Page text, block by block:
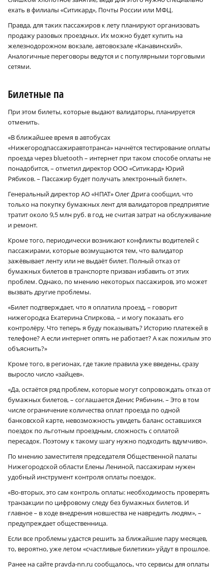
ехать в филиалы «Ситикард», Почты России или МФЦ.
Правда, для таких пассажиров к лету планируют организовать
продажу разовых проездных. Их можно будет купить на
железнодорожном вокзале, автовокзале «Канавинский».
Аналогичные переговоры ведутся и с популярными торговыми
сетями.
Билетные па
При этом билеты, которые выдают валидаторы, планируется
отменить.
«В ближайшее время в автобусах
«Нижегородпассажиравтотранса» начнётся тестирование оплаты
проезда через bluetooth – интернет при таком способе оплаты не
понадобится, – отметил директор ООО «Ситикард» Юрий
Рябиков. – Пассажир будет получать электронный билет».
Генеральный директор АО «НПАТ» Олег Дрига сообщил, что
только на покупку бумажных лент для валидаторов предприятие
тратит около 9,5 млн руб. в год, не считая затрат на обслуживание
и ремонт.
Кроме того, периодически возникают конфликты водителей с
пассажирами, которые возмущаются тем, что валидатор
зажёвывает ленту или не выдаёт билет. Полный отказ от
бумажных билетов в транспорте призван избавить от этих
проблем. Однако, по мнению некоторых пассажиров, это может
вызвать другие проблемы.
«Билет подтверждает, что я оплатила проезд, – говорит
нижегородка Екатерина Спиркова, – и могу показать его
контролёру. Что теперь я буду показывать? Историю платежей в
телефоне? А если интернет опять не работает? А как пожилым это
объяснить?»
Кроме того, в регионах, где такие правила уже введены, сразу
выросло число «зайцев».
«Да, остаётся ряд проблем, которые могут сопровождать отказ от
бумажных билетов, – соглашается Денис Рябинин. – Это в том
числе ограничение количества оплат проезда по одной
банковской карте, невозможность увидеть баланс оставшихся
поездок по льготным проездным, сложность с оплатой
пересадок. Поэтому к такому шагу нужно подходить вдумчиво».
По мнению заместителя председателя Общественной палаты
Нижегородской области Елены Лениной, пассажирам нужен
удобный инструмент контроля оплаты поездок.
«Во-вторых, это сам контроль оплаты: необходимость проверять
транзакции по цифровому следу без бумажных билетов. И
главное – в ходе внедрения новшества не навредить людям», –
предупреждает общественница.
Если все проблемы удастся решить за ближайшие пару месяцев,
то, вероятно, уже летом «счастливые билетики» уйдут в прошлое.
Ранее на сайте pravda-nn.ru сообщалось, что сервисы для оплаты